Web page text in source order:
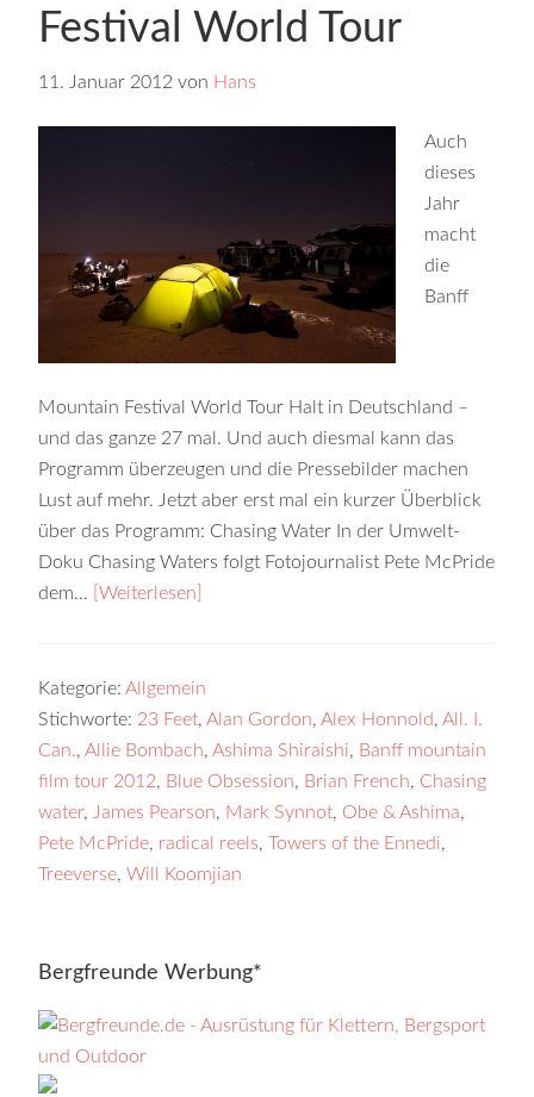
Festival World Tour
11. Januar 2012 von Hans
Auch
dieses
Jahr
macht
die
Banff
Mountain Festival World Tour Halt in Deutschland –
und das ganze 27 mal. Und auch diesmal kann das
Programm überzeugen und die Pressebilder machen
Lust auf mehr. Jetzt aber erst mal ein kurzer Überblick
über das Programm: Chasing Water In der Umwelt-
Doku Chasing Waters folgt Fotojournalist Pete McPride
dem…
[Weiterlesen]
Kategorie:Allgemein
Stichworte: 23 Feet,Alan Gordon,Alex Honnold,All. I.
Can.,Allie Bombach,Ashima Shiraishi, Banff mountain
film tour 2012, Blue Obsession, Brian French, Chasing
water, James Pearson, Mark Synnot, Obe & Ashima,
Pete McPride, radical reels,Towers of the Ennedi,
Treeverse,Will Koomjian
Bergfreunde Werbung*